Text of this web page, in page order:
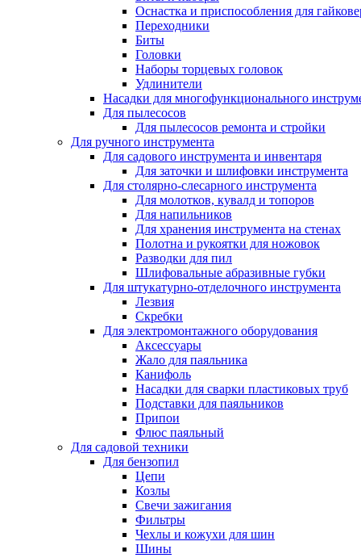
Оснастка и приспособления для
Переходники
Биты
Головки
Наборы торцевых головок
Удлинители
Насадки для многофункционального
Для пылесосов
Для пылесосов ремонта и стройки
Для ручного инструмента
Для садового инструмента и инвентаря
Для заточки и шлифовки инструмента
Для столярно-слесарного инструмента
Для молотков, кувалд и топоров
Для напильников
Для хранения инструмента на стенах
Полотна и рукоятки для ножовок
Разводки для пил
Шлифовальные абразивные губки
Для штукатурно-отделочного инструмента
Лезвия
Скребки
Для электромонтажного оборудования
Аксессуары
Жало для паяльника
Канифоль
Насадки для сварки пластиковых труб
Подставки для паяльников
Припои
Флюс паяльный
Для садовой техники
Для бензопил
Цепи
Козлы
Свечи зажигания
Фильтры
Чехлы и кожухи для шин
Шины